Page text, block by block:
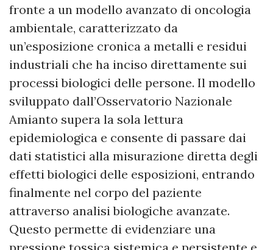
fronte a un modello avanzato di oncologia
ambientale, caratterizzato da
un’esposizione cronica a metalli e residui
industriali che ha inciso direttamente sui
processi biologici delle persone. Il modello
sviluppato dall’Osservatorio Nazionale
Amianto supera la sola lettura
epidemiologica e consente di passare dai
dati statistici alla misurazione diretta degli
effetti biologici delle esposizioni, entrando
finalmente nel corpo del paziente
attraverso analisi biologiche avanzate.
Questo permette di evidenziare una